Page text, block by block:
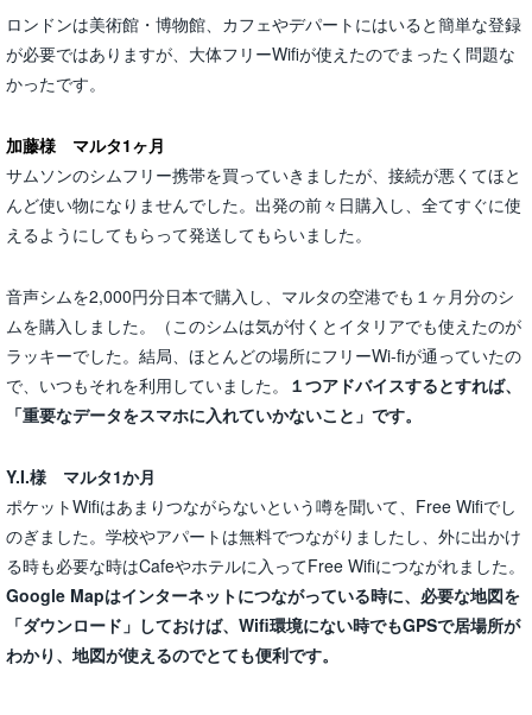
ロンドンは美術館・博物館、カフェやデパートにはいると簡単な登録
が必要ではありますが、大体フリーWifiが使えたのでまったく問題な
かったです。
加藤様 マルタ1ヶ月
サムソンのシムフリー携帯を買っていきましたが、接続が悪くてほと
んど使い物になりませんでした。出発の前々日購入し、全てすぐに使
えるようにしてもらって発送してもらいました。
音声シムを2,000円分日本で購入し、マルタの空港でも１ヶ月分のシ
ムを購入しました。（このシムは気が付くとイタリアでも使えたのが
ラッキーでした。結局、ほとんどの場所にフリーWi-fiが通っていたの
で、いつもそれを利用していました。 １つアドバイスするとすれば、
「重要なデータをスマホに入れていかないこと」です。
Y.I.様 マルタ1か月
ポケットWifiはあまりつながらないという噂を聞いて、Free Wifiでし
のぎました。学校やアパートは無料でつながりましたし、外に出かけ
る時も必要な時はCafeやホテルに入ってFree Wifiにつながれました。
Google Mapはインターネットにつながっている時に、必要な地図を
「ダウンロード」しておけば、Wifi環境にない時でもGPSで居場所が
わかり、地図が使えるのでとても便利です。